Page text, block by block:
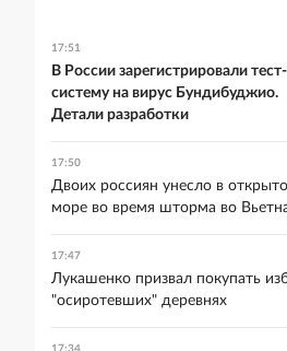
17:51
В России зарегистрировали тест-
систему на вирус Бундибуджио.
Детали разработки
17:50
Двоих россиян унесло в
море во время шторма во
17:47
Лукашенко призвал покупать
"осиротевших" деревнях
17:34